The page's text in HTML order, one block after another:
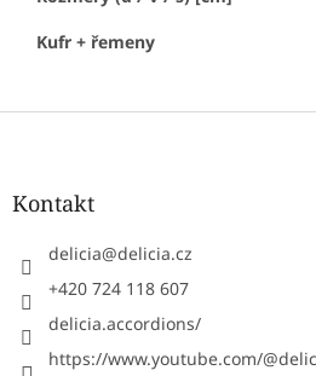
Kufr + řemeny
Z
Kontakt
delicia@delicia.cz
+420 724 118 607
delicia.accordions/
https://www.youtube.com/